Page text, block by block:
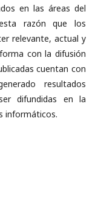
en las áreas del
razón que los
relevante, actual y
con la difusión
cuentan con
resultados
difundidas en la
informáticos.